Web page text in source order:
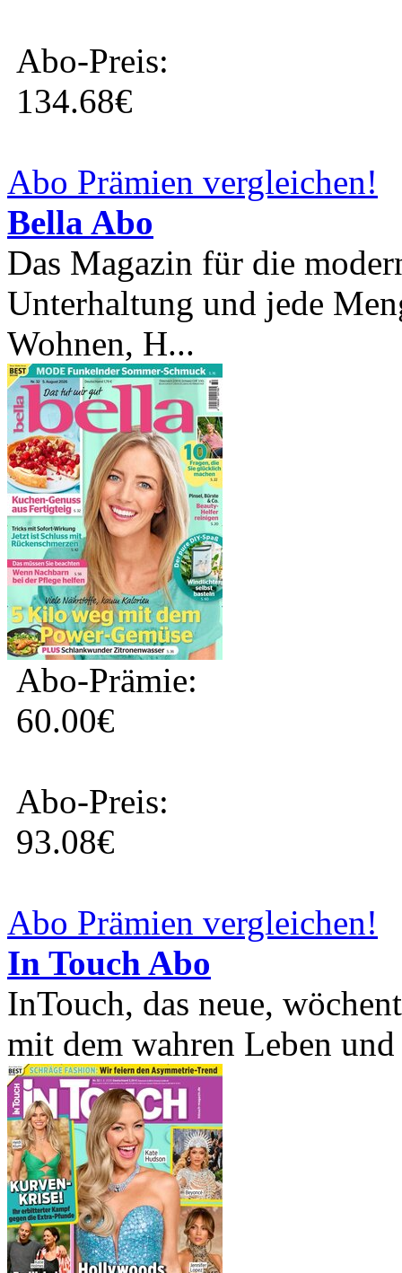
Abo-Preis:
134.68€
Abo Prämien vergleichen!
Bella Abo
Das Magazin für die
Unterhaltung und jede
Wohnen, H...
Abo-Prämie:
60.00€
Abo-Preis:
93.08€
Abo Prämien vergleichen!
In Touch Abo
InTouch, das neue,
mit dem wahren Leben